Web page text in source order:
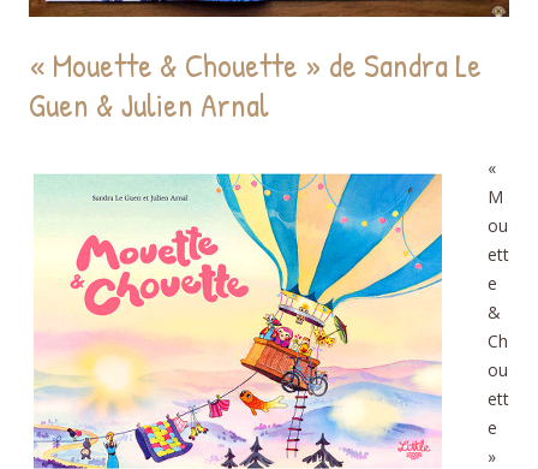
« Mouette & Chouette » de Sandra Le
Guen & Julien Arnal
«
M
ou
ett
e
&
Ch
ou
ett
e
»